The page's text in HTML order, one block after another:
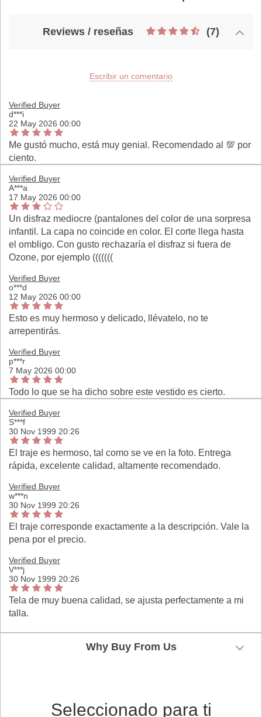
Reviews / reseñas (7)
Escribir un comentario
Verified Buyer
d***i
22 May 2026 00:00
Me gustó mucho, está muy genial. Recomendado al 💯 por
ciento.
Verified Buyer
A***a
17 May 2026 00:00
Un disfraz mediocre (pantalones del color de una sorpresa
infantil. La capa no coincide en color. El corte llega hasta
el ombligo. Con gusto rechazaría el disfraz si fuera de
Ozone, por ejemplo (((((((
Verified Buyer
o***d
12 May 2026 00:00
Esto es muy hermoso y delicado, llévatelo, no te
arrepentirás.
Verified Buyer
p***r
7 May 2026 00:00
Todo lo que se ha dicho sobre este vestido es cierto.
Verified Buyer
S***f
30 Nov 1999 20:26
El traje es hermoso, tal como se ve en la foto. Entrega
rápida, excelente calidad, altamente recomendado.
Verified Buyer
w***n
30 Nov 1999 20:26
El traje corresponde exactamente a la descripción. Vale la
pena por el precio.
Verified Buyer
V***j
30 Nov 1999 20:26
Tela de muy buena calidad, se ajusta perfectamente a mi
talla.
Why Buy From Us
Seleccionado para ti